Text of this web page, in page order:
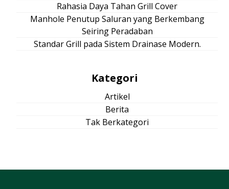
Rahasia Daya Tahan Grill Cover
Manhole Penutup Saluran yang Berkembang
Seiring Peradaban
Standar Grill pada Sistem Drainase Modern.
Kategori
Artikel
Berita
Tak Berkategori